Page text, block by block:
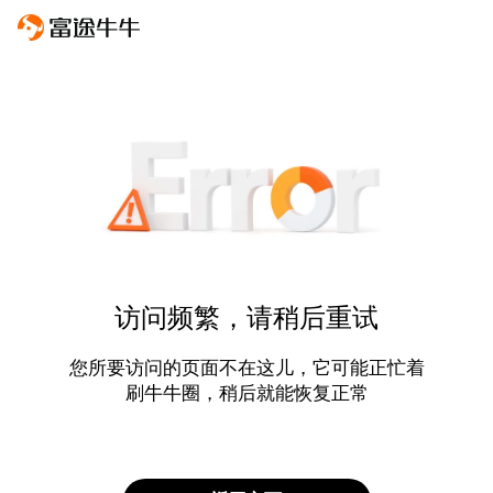
访问频繁，请稍后重试
您所要访问的页面不在这儿，它可能正忙着
刷牛牛圈，稍后就能恢复正常